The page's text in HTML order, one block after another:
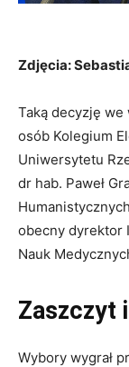
Zdjęcia:
Taką decyzję we
osób Kolegium
Uniwersytetu
dr hab. Paweł
obecny dyrektor
Nauk
Zaszczyt
Wybory wygrał